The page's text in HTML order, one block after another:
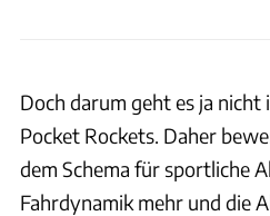
Doch darum geht es ja nicht
Pocket Rockets. Daher
dem Schema für sportliche
Fahrdynamik mehr und die